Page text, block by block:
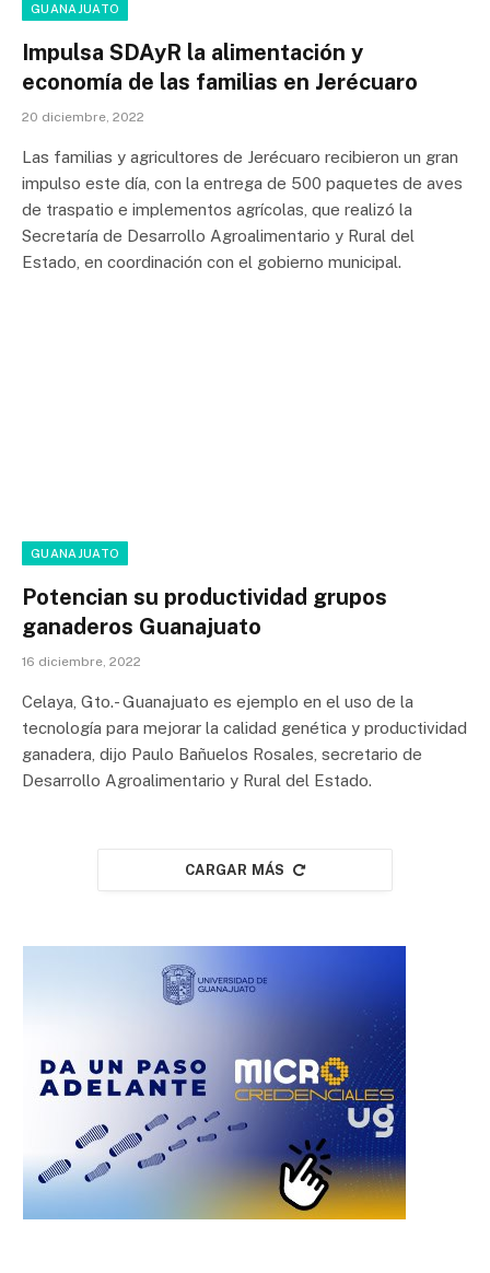
GUANAJUATO
Impulsa SDAyR la alimentación y
economía de las familias en Jerécuaro
20 diciembre, 2022
Las familias y agricultores de Jerécuaro recibieron un gran
impulso este día, con la entrega de 500 paquetes de aves
de traspatio e implementos agrícolas, que realizó la
Secretaría de Desarrollo Agroalimentario y Rural del
Estado, en coordinación con el gobierno municipal.
GUANAJUATO
Potencian su productividad grupos
ganaderos Guanajuato
16 diciembre, 2022
Celaya, Gto.- Guanajuato es ejemplo en el uso de la
tecnología para mejorar la calidad genética y productividad
ganadera, dijo Paulo Bañuelos Rosales, secretario de
Desarrollo Agroalimentario y Rural del Estado.
CARGAR MÁS